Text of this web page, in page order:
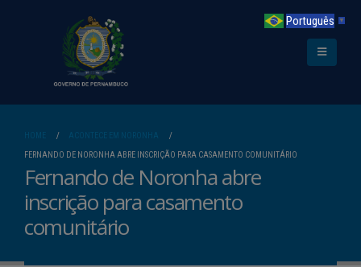
HOME
ACONTECE EM NORONHA
FERNANDO DE NORONHA ABRE INSCRIÇÃO PARA CASAMENTO COMUNITÁRIO
Fernando de Noronha abre
inscrição para casamento
comunitário
Português ▼